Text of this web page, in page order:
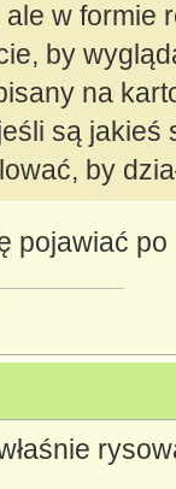
ale w formie
by
na
są jakieś
by
pojawiać